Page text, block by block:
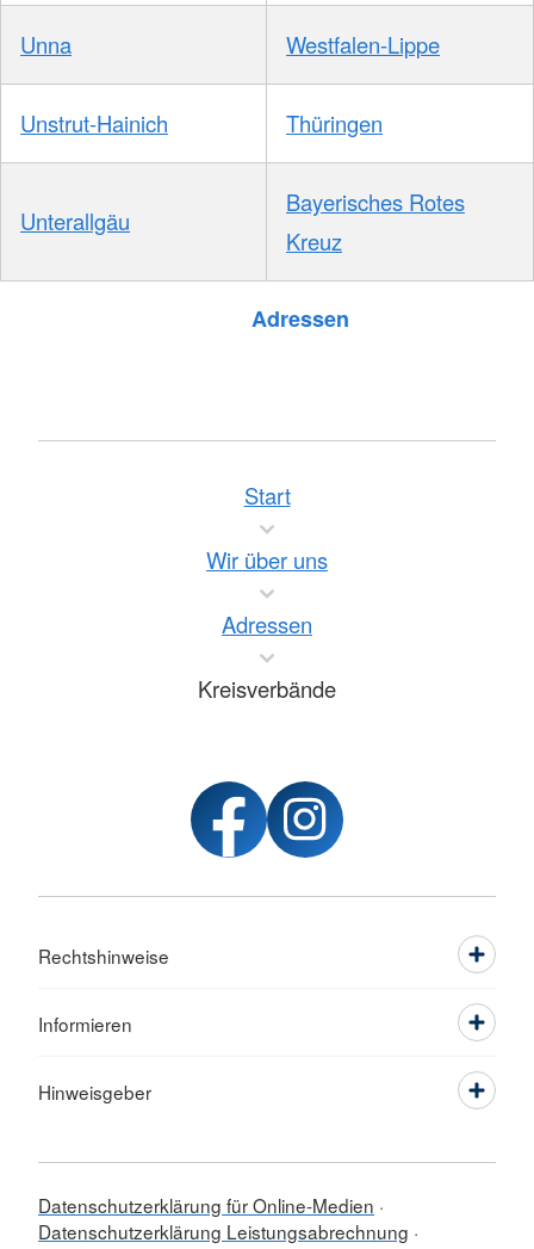
Unna Westfalen-Lippe
Unstrut-Hainich Thüringen
Unterallgäu
Bayerisches Rotes
Kreuz
Adressen
Start
Wir über uns
Adressen
Kreisverbände
Rechtshinweise
Informieren
Hinweisgeber
Datenschutzerklärung für Online-Medien
Datenschutzerklärung Leistungsabrechnung